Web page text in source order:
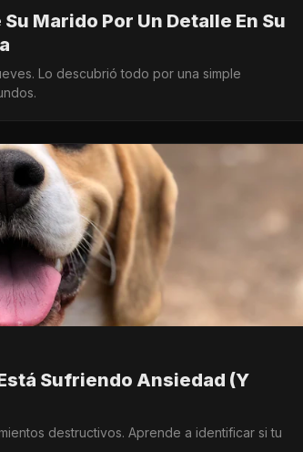
Marido Por Un Detalle En Su
Lo descubrió todo por una simple
Sufriendo Ansiedad (Y
destructivos. Aprende a identificar si tu